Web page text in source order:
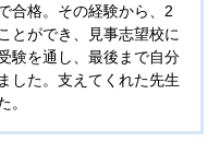
合格。その経験から、2
とができ、見事志望校に
験を通し、最後まで自分
した。支えてくれた先生
。